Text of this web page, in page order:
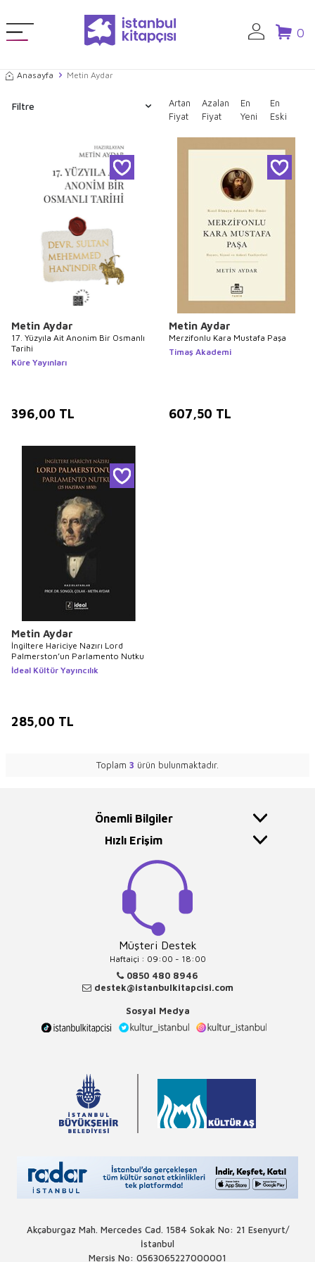
0
Anasayfa Metin Aydar
Filtre
Artan
Fiyat
Azalan
Fiyat
En
Yeni
En
Eski
Metin Aydar
17. Yüzyıla Ait Anonim Bir Osmanlı
Tarihi
Küre Yayınları
396,00 TL
Metin Aydar
Merzifonlu Kara Mustafa Paşa
Timaş Akademi
607,50 TL
Metin Aydar
İngiltere Hariciye Nazırı Lord
Palmerston’un Parlamento Nutku
İdeal Kültür Yayıncılık
285,00 TL
Toplam 3 ürün bulunmaktadır.
Önemli Bilgiler
Hızlı Erişim
Müşteri Destek
Haftaiçi : 09:00 - 18:00
0850 480 8946
destek@istanbulkitapcisi.com
Sosyal Medya
Akçaburgaz Mah. Mercedes Cad. 1584 Sokak No: 21 Esenyurt/
İstanbul
Mersis No: 0563065227000001